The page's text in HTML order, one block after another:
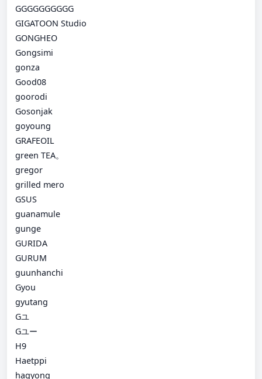
GGGGGGGGGG
GIGATOON Studio
GONGHEO
Gongsimi
gonza
Good08
goorodi
Gosonjak
goyoung
GRAFEOIL
green TEA。
gregor
grilled mero
GSUS
guanamule
gunge
GURIDA
GURUM
guunhanchi
Gyou
gyutang
Gユ
Gユー
H9
Haetppi
hagyong